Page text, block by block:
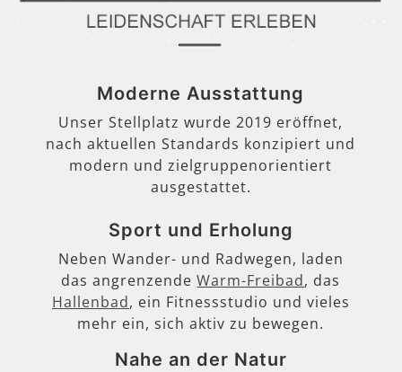
Moderne Ausstattung
Unser Stellplatz wurde 2019 eröffnet,
nach aktuellen Standards konzipiert und
modern und zielgruppenorientiert
ausgestattet.
Sport und Erholung
Neben Wander- und Radwegen, laden
das angrenzendeWarm-Freibad, das
Hallenbad, ein Fitnessstudio und vieles
mehr ein, sich aktiv zu bewegen.
Nahe an der Natur